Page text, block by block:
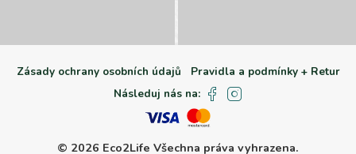
Zásady ochrany osobních údajů
Pravidla a podmínky + Retur
Následuj nás na:
© 2026 Eco2Life Všechna práva vyhrazena.